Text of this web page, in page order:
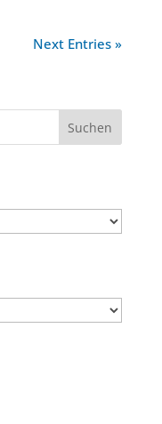
Next Entries »